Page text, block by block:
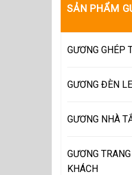
SẢN PHẨM
GƯƠNG GHÉP
GƯƠNG ĐÈN
GƯƠNG NHÀ
GƯƠNG
KHÁCH